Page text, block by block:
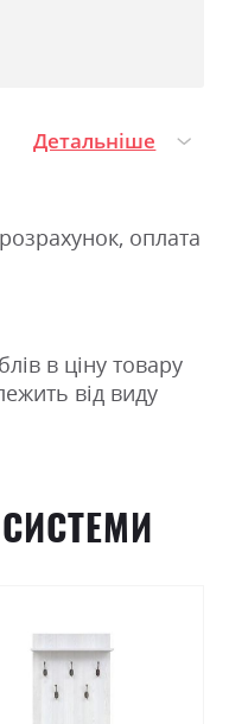
Детальніше
оплата
в ціну товару
від виду